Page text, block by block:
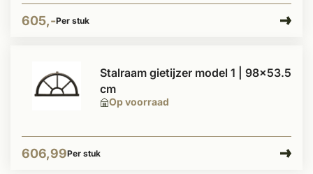
605,-Per stuk
Op voorraad
Stalraam gietijzer model 1 | 98x53.5
cm
606,99Per stuk